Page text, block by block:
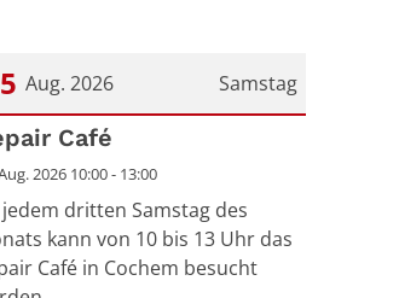
Samstag
Aug. 2026
15. August 2026
Café
2026 10:00 - 13:00
dritten Samstag des
kann von 10 bis 13 Uhr das
Café in Cochem besucht